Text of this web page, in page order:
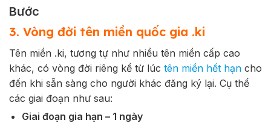
Bước
3. Vòng đời tên miền quốc gia .ki
Tên miền .ki, tương tự như nhiều tên miền cấp cao
khác, có vòng đời riêng kể từ lúc tên miền hết hạn cho
đến khi sẵn sàng cho người khác đăng ký lại. Cụ thể
các giai đoạn như sau:
Giai đoạn gia hạn – 1 ngày